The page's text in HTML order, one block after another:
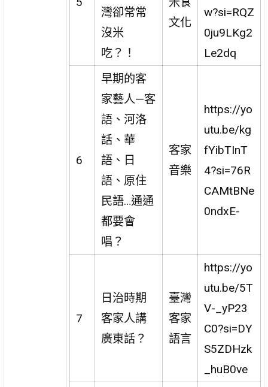
灣卻常常
沒米
吃？！
文化
w?si=RQZ
0ju9LKg2
Le2dq
6
早期的客
家藝人—客
語、河洛
話、華
語、日
語、原住
民語…通通
都要會
唱？
客家
音樂
https://yo
utu.be/kg
fYibTInT
4?si=76R
CAMtBNe
0ndxE-
7
日治時期
客家人講
廣東話？
臺灣
客家
語言
https://yo
utu.be/5T
V-_yP23
C0?si=DY
S5ZDHzk
_huB0ve